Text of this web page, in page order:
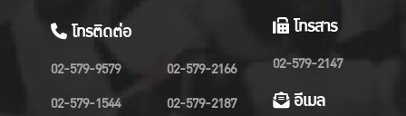
โทรติดต่อ
02-579-9579
02-579-1544
02-579-2166
02-579-2187
โทรสาร
02-579-2147
อีเมล